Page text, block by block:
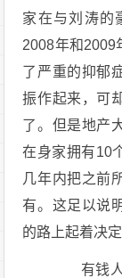
家在与刘涛的
2008年和2009
了严重的抑郁
振作起来，可
了。但是地产
在身家拥有10
几年内把之前
有。这足以说
的路上起着决
有钱人